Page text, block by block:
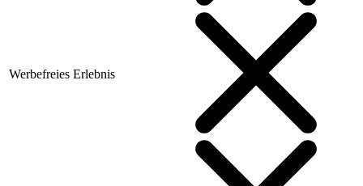
Werbefreies Erlebnis